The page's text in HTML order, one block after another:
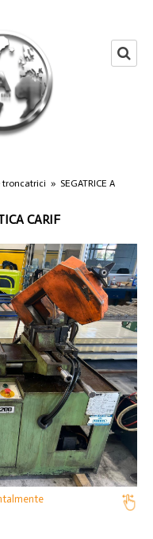
troncatrici » SEGATRICE A
CARIF